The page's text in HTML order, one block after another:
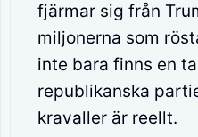
fjärmar sig från
miljonerna som
inte bara finns en
republikanska
kravaller är reellt.